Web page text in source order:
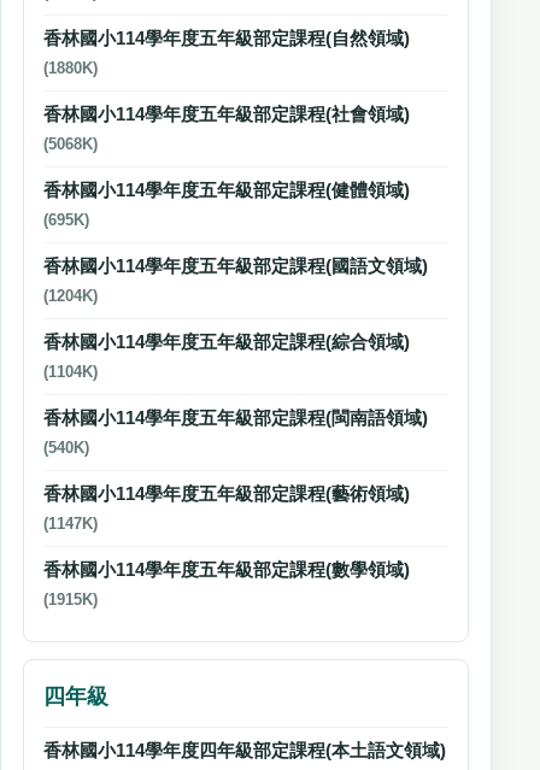
香林國小114學年度五年級部定課程(自然領域)
(1880K)
香林國小114學年度五年級部定課程(社會領域)
(5068K)
香林國小114學年度五年級部定課程(健體領域)
(695K)
香林國小114學年度五年級部定課程(國語文領域)
(1204K)
香林國小114學年度五年級部定課程(綜合領域)
(1104K)
香林國小114學年度五年級部定課程(閩南語領域)
(540K)
香林國小114學年度五年級部定課程(藝術領域)
(1147K)
香林國小114學年度五年級部定課程(數學領域)
(1915K)
四年級
香林國小114學年度四年級部定課程(本土語文領域)